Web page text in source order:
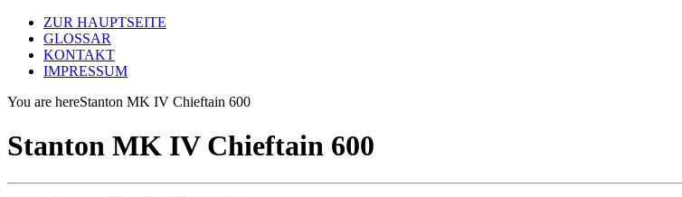
ZUR HAUPTSEITE
GLOSSAR
KONTAKT
IMPRESSUM
You are hereStanton MK IV Chieftain 600
Stanton MK IV Chieftain 600